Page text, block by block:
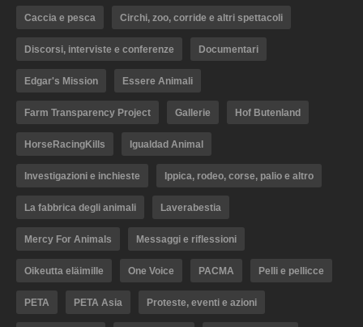
Caccia e pesca Circhi, zoo, corride e altri spettacoli
Discorsi, interviste e conferenze Documentari
Edgar's Mission Essere Animali
Farm Transparency Project Gallerie Hof Butenland
HorseRacingKills Igualdad Animal
Investigazioni e inchieste Ippica, rodeo, corse, palio e altro
La fabbrica degli animali Laverabestia
Mercy For Animals Messaggi e riflessioni
Oikeutta eläimille One Voice PACMA Pelli e pellicce
PETA PETA Asia Proteste, eventi e azioni